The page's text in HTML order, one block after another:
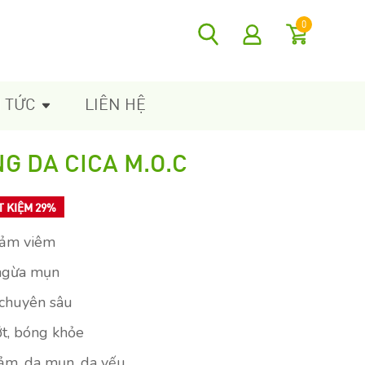
0
TỨC LIÊN HỆ
DA CICA M.O.C
KIỆM 29%
viêm
mụn
sâu
bóng khỏe